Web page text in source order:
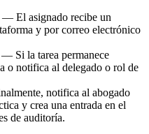
— El asignado recibe un
y por correo electrónico
— Si la tarea permanece
o notifica al delegado o rol de
notifica al abogado
y crea una entrada en el
de auditoría.